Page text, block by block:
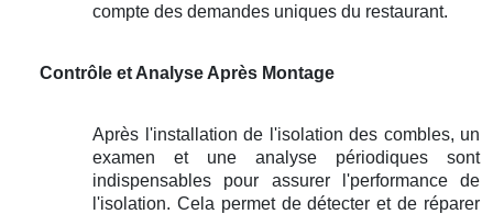
compte des demandes uniques du restaurant.
Contrôle et Analyse Après Montage
Après l'installation de l'isolation des combles, un
examen et une analyse périodiques sont
indispensables pour assurer l'performance de
l'isolation. Cela permet de détecter et de réparer